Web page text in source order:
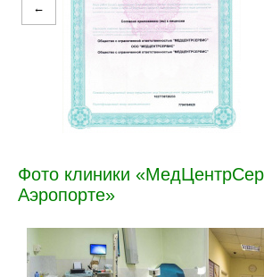
←
Фото клиники
Аэропорте»